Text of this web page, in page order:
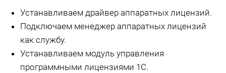
Устанавливаем драйвер аппаратных лицензий.
Подключаем менеджер аппаратных лицензий
как службу.
Устанавливаем модуль управления
программными лицензиями 1С.